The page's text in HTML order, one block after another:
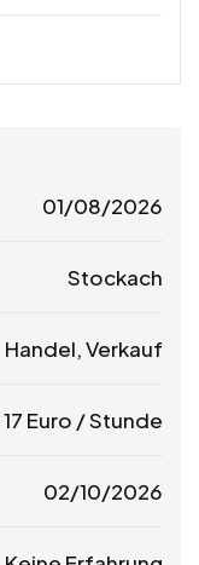
01/08/2026
Stockach
Handel, Verkauf
17 Euro / Stunde
02/10/2026